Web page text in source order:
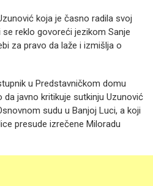
koja je časno radila svoj
reklo govoreći jezikom Sanje
za pravo da laže i izmišlja o
u Predstavničkom domu
da javno kritikuje sutkinju Uzunović
sudu u Banjoj Luci, a koji
presude izrečene Miloradu